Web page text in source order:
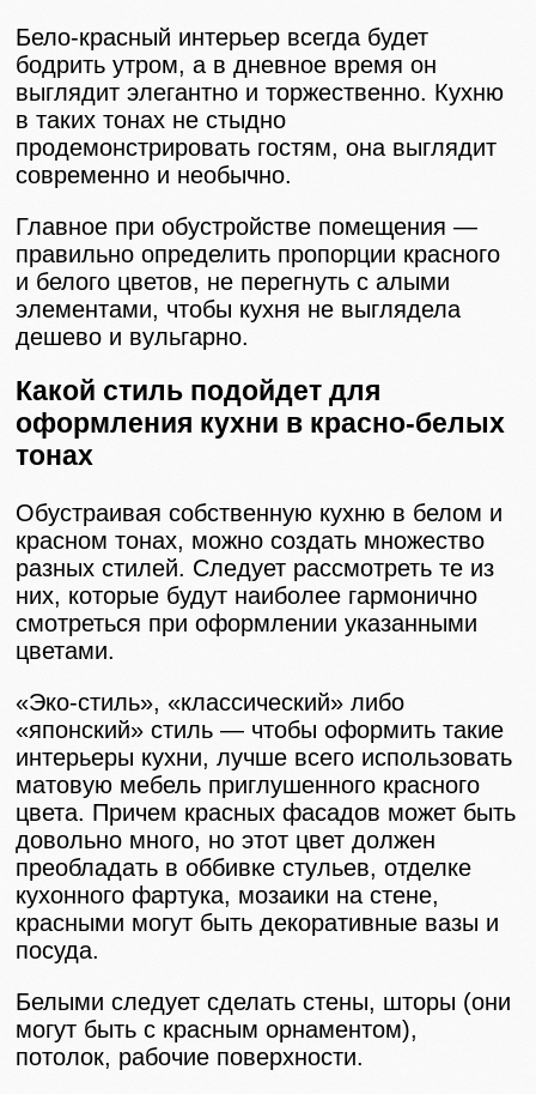
Бело-красный интерьер всегда будет
бодрить утром, а в дневное время он
выглядит элегантно и торжественно. Кухню
в таких тонах не стыдно
продемонстрировать гостям, она выглядит
современно и необычно.
Главное при обустройстве помещения —
правильно определить пропорции красного
и белого цветов, не перегнуть с алыми
элементами, чтобы кухня не выглядела
дешево и вульгарно.
Какой стиль подойдет для
оформления кухни в красно-белых
тонах
Обустраивая собственную кухню в белом и
красном тонах, можно создать множество
разных стилей. Следует рассмотреть те из
них, которые будут наиболее гармонично
смотреться при оформлении указанными
цветами.
«Эко-стиль», «классический» либо
«японский» стиль — чтобы оформить такие
интерьеры кухни, лучше всего использовать
матовую мебель приглушенного красного
цвета. Причем красных фасадов может быть
довольно много, но этот цвет должен
преобладать в оббивке стульев, отделке
кухонного фартука, мозаики на стене,
красными могут быть декоративные вазы и
посуда.
Белыми следует сделать стены, шторы (они
могут быть с красным орнаментом),
потолок, рабочие поверхности.